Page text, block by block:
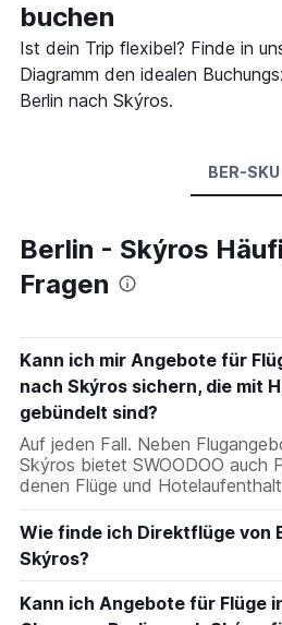
buchen
Ist dein Trip flexibel? Finde in
Diagramm den idealen
Berlin nach Skýros.
BER-SKU
Berlin - Skýros
Fragen
Kann ich mir Angebote für
nach Skýros sichern, die mit
gebündelt sind?
Auf jeden Fall. Neben
Skýros bietet SWOODOO auch
denen Flüge und
Wie finde ich Direktflüge von
Skýros?
Kann ich Angebote für Flüge